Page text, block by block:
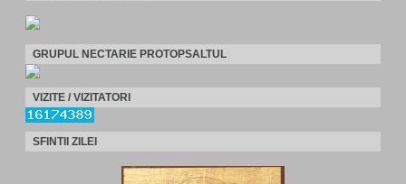
GRUPUL NECTARIE PROTOPSALTUL
VIZITE / VIZITATORI
SFINTII ZILEI